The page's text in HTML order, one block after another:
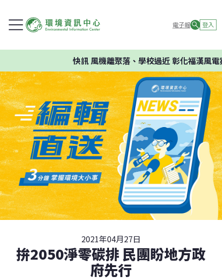
電子報 登入
快訊風機離聚落、學校過近 彰化福漢風電
2021年04月27日
拚2050淨零碳排 民團盼地方政
府先行